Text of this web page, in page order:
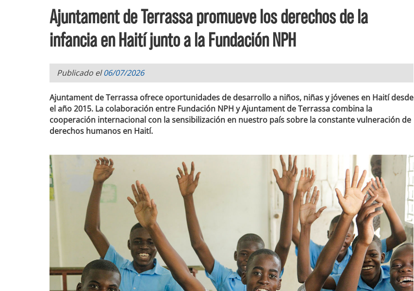
Ajuntament de Terrassa promueve los derechos de la
infancia en Haití junto a la Fundación NPH
Publicado el06/07/2026
Ajuntament de Terrassa ofrece oportunidades de desarrollo a niños, niñas y jóvenes en Haití desde
el año 2015. La colaboración entre Fundación NPH y Ajuntament de Terrassa combina la
cooperación internacional con la sensibilización en nuestro país sobre la constante vulneración de
derechos humanos en Haití.